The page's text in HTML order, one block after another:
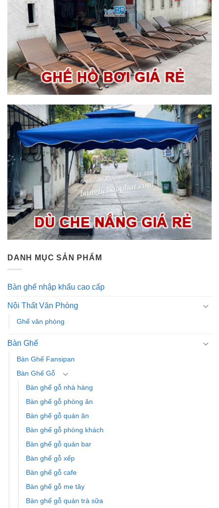
DANH MỤC SẢN PHẨM
Bàn ghế nhập khẩu cao cấp
Nội Thất Văn Phòng
Ghế văn phòng
Bàn Ghế
Bàn Ghế Fansipan
Bàn Ghế Gỗ
Bàn ghế gỗ nhà hàng
Bàn ghế gỗ phòng ăn
Bàn ghế gỗ quán ăn
Bàn ghế gỗ phòng khách
Bàn ghế gỗ quán bar
Bàn ghế gỗ xếp
Bàn ghế gỗ cafe
Bàn ghế gỗ me tây
Bàn ghế gỗ quán trà sữa